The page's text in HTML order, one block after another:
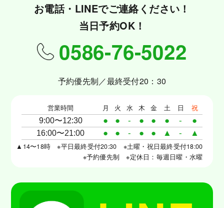
お電話・LINEでご連絡ください！
当日予約OK！
0586-76-5022
予約優先制／最終受付20：30
営業時間 月 火 水 木 金 土 日 祝
9:00〜12:30 ● ● - ● ● ● - ●
16:00〜21:00 ● ● - ● ● ▲ - ▲
▲14〜18時 ※平日最終受付20:30 ※土曜・祝日最終受付18:00
※予約優先制 ※定休日：毎週日曜・水曜